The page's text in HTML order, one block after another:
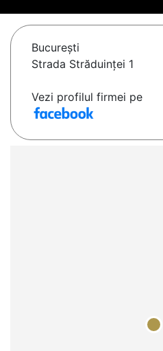
Bucureşti
Strada Străduinței 1
Vezi profilul firmei pe